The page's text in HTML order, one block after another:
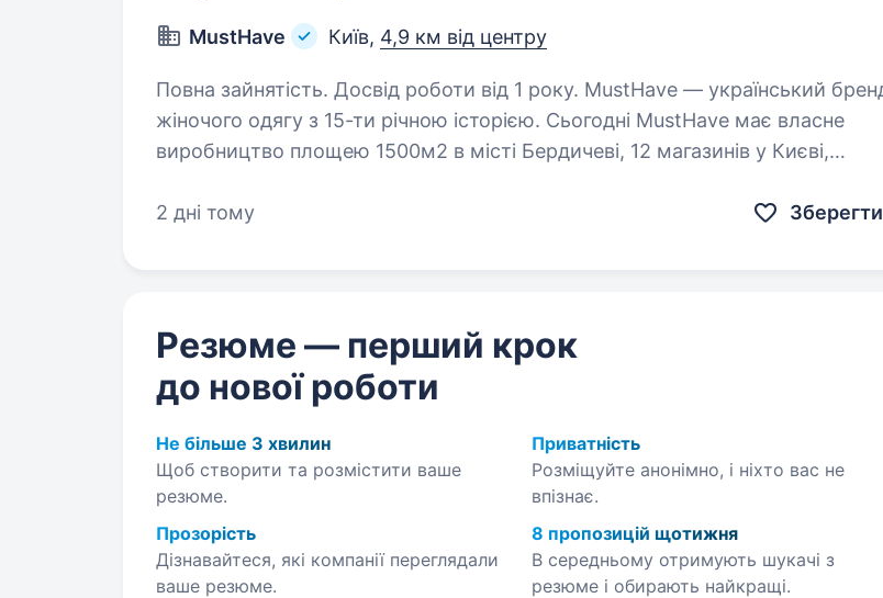
MustHave Київ, 4,9 км від центру
Повна зайнятість. Досвід роботи від 1 року. MustHave — український бренд
жіночого одягу з 15-ти річною історією. Сьогодні MustHave має власне
виробництво площею 1500м2 в місті Бердичеві, 12 магазинів у Києві,
2 дні тому
Зберегти
Резюме — перший крок
до нової роботи
Не більше 3 хвилин
Щоб створити та розмістити ваше
резюме.
Приватність
Розміщуйте анонімно, і ніхто вас не
впізнає.
Прозорість
Дізнавайтеся, які компанії переглядали
ваше резюме.
8 пропозицій щотижня
В середньому отримують шукачі з
резюме і обирають найкращі.